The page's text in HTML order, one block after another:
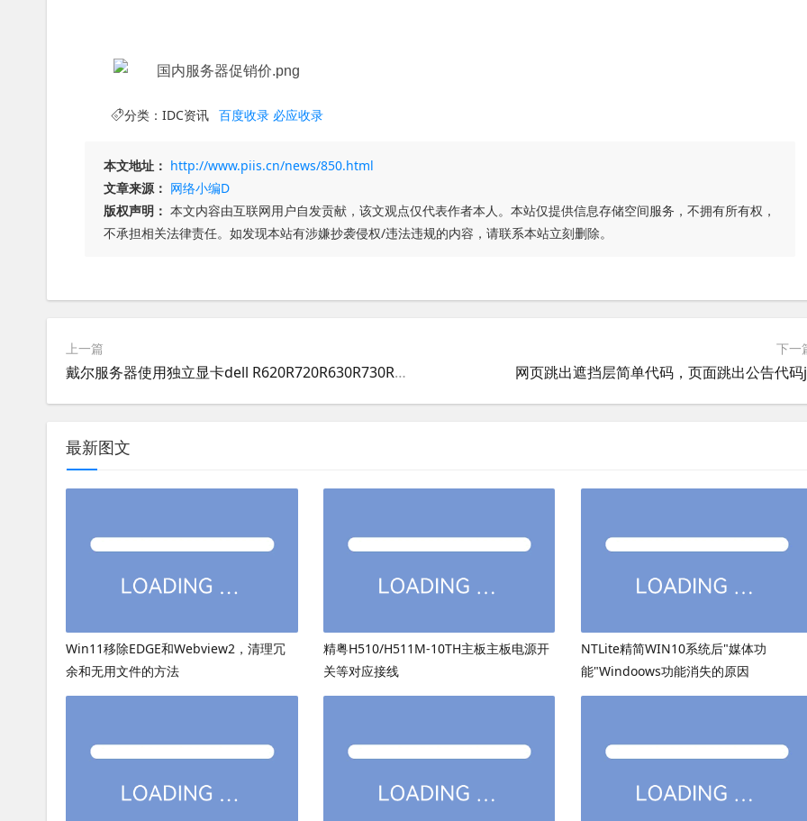
分类： IDC资讯 百度收录 必应收录
本文地址： http://www.piis.cn/news/850.html
文章来源： 网络小编D
版权声明： 本文内容由互联网用户自发贡献，该文观点仅代表作者本人。本站仅提供信息存储空间服务，不拥有所有权，
不承担相关法律责任。如发现本站有涉嫌抄袭侵权/违法违规的内容，请联系本站立刻删除。
上一篇
戴尔服务器使用独立显卡dell R620R720R630R730R820R830屏蔽集成显卡开独显
下一
网页跳出遮挡层简单代码，页面跳出公告代
最新图文
Win11移除EDGE和Webview2，清理冗
余和无用文件的方法
精粤H510/H511M-10TH主板主板电源开
关等对应接线
NTLite精简WIN10系统后"媒体功
能"Windoows功能消失的原因